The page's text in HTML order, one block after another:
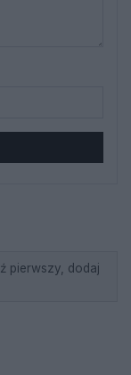
pierwszy, dodaj